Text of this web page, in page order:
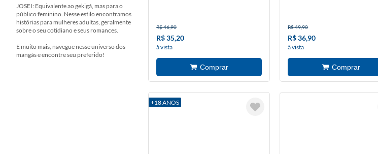
JOSEI: Equivalente ao gekigá, mas para o
público feminino. Nesse estilo encontramos
histórias para mulheres adultas, geralmente
sobre o seu cotidiano e seus romances.
E muito mais, navegue nesse universo dos
mangás e encontre seu preferido!
R$ 46,90
R$ 35,20
à vista
R$ 49,90
R$ 36,90
à vista
+18 ANOS